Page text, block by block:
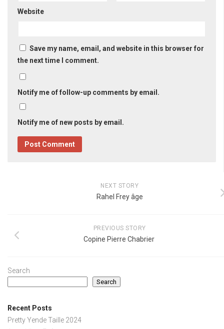
Website
Save my name, email, and website in this browser for
the next time I comment.
Notify me of follow-up comments by email.
Notify me of new posts by email.
NEXT STORY
Rahel Frey âge
PREVIOUS STORY
Copine Pierre Chabrier
Search
Search
Recent Posts
Pretty Yende Taille 2024